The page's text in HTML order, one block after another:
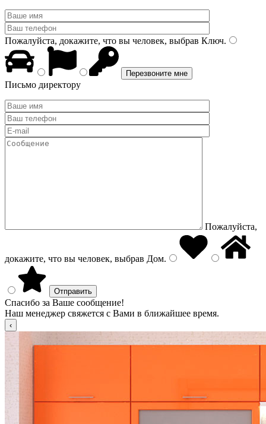
Пожалуйста, докажите, что вы человек, выбрав Ключ.
Письмо директору
Пожалуйста,
докажите, что вы человек, выбрав Дом.
Спасибо за Ваше сообщение!
Наш менеджер свяжется с Вами в ближайшее время.